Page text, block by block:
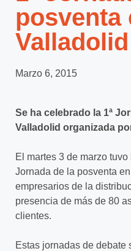
posventa
Valladolid
Marzo 6, 2015
Se ha celebrado la 1ª
Valladolid organizada
El martes 3 de marzo
Jornada de la posventa
empresarios de la
presencia de más de 80
clientes.
Estas jornadas de debate